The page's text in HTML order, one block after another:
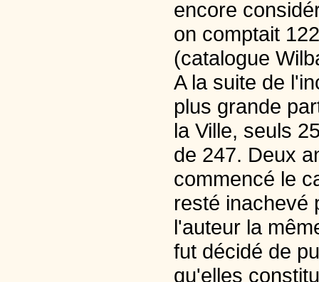
encore
on comptait
(catalogue
A la suite de
plus grande
la Ville, seuls
de 247. Deux
commencé le
resté inachevé
l'auteur la
fut décidé de
qu'elles